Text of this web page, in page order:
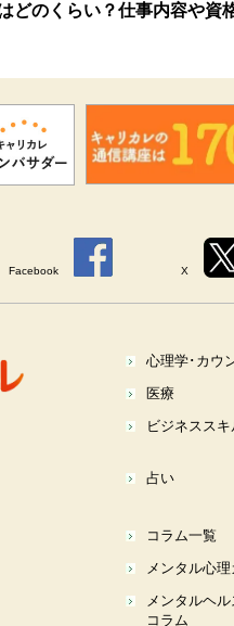
どのくらい？仕事内容や資
Facebook X
心理学･カウ
医療
ビジネススキ
占い
コラム一覧
メンタル心
メンタルヘ
コラム